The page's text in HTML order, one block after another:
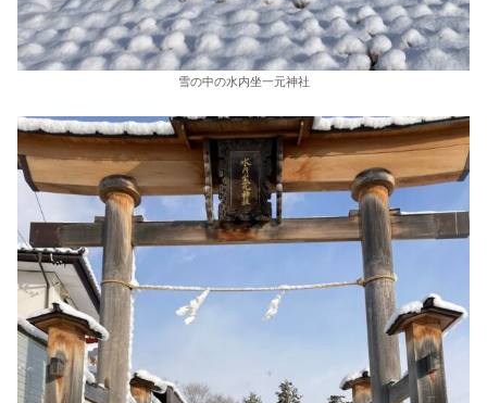
雪の中の水内坐一元神社